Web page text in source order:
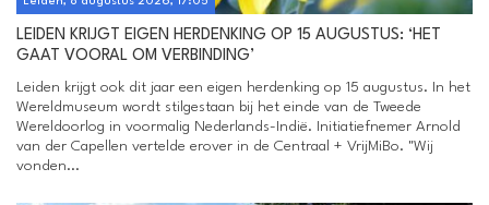
LEIDEN KRIJGT EIGEN HERDENKING OP 15 AUGUSTUS: ‘HET
GAAT VOORAL OM VERBINDING’
Leiden krijgt ook dit jaar een eigen herdenking op 15 augustus. In het
Wereldmuseum wordt stilgestaan bij het einde van de Tweede
Wereldoorlog in voormalig Nederlands-Indië. Initiatiefnemer Arnold
van der Capellen vertelde erover in de Centraal + VrijMiBo. "Wij
vonden...